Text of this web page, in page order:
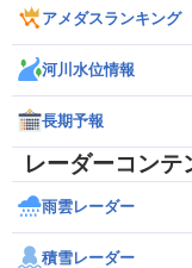
アメダスランキング
河川水位情報
長期予報
レーダーコンテ
雨雲レーダー
積雪レーダー